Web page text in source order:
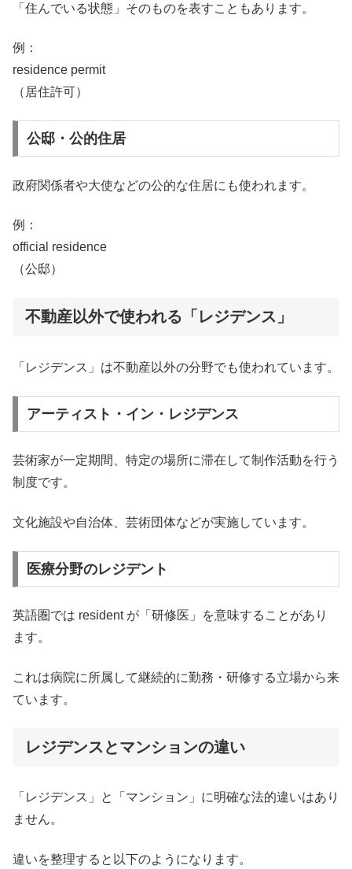
「住んでいる状態」そのものを表すこともあります。
例：
residence permit
（居住許可）
公邸・公的住居
政府関係者や大使などの公的な住居にも使われます。
例：
official residence
（公邸）
不動産以外で使われる「レジデンス」
「レジデンス」は不動産以外の分野でも使われています。
アーティスト・イン・レジデンス
芸術家が一定期間、特定の場所に滞在して制作活動を行う
制度です。
文化施設や自治体、芸術団体などが実施しています。
医療分野のレジデント
英語圏では resident が「研修医」を意味することがあり
ます。
これは病院に所属して継続的に勤務・研修する立場から来
ています。
レジデンスとマンションの違い
「レジデンス」と「マンション」に明確な法的違いはあり
ません。
違いを整理すると以下のようになります。